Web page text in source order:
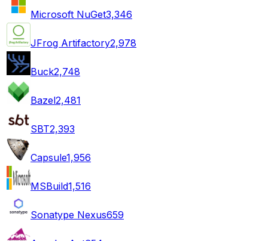
Microsoft NuGet3,346
JFrog Artifactory2,978
Buck2,748
Bazel2,481
SBT2,393
Capsule1,956
MSBuild1,516
Sonatype Nexus659